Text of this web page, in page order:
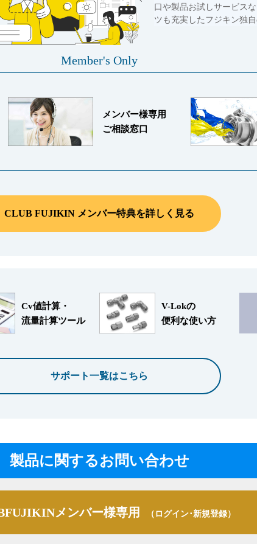
口や製品お試しサービス
ツも充実したフジキン独自
Member's Only
メンバー様専用
ご相談窓口
CLUB FUJIKIN メンバー特典を詳しく見る
Cv値計算・
流量計算ツール
V-Lokの
便利な使い方
サポート一覧はこちら
製品に関するお問い合わせ
メンバー様専用 （ログイン･新規登録）